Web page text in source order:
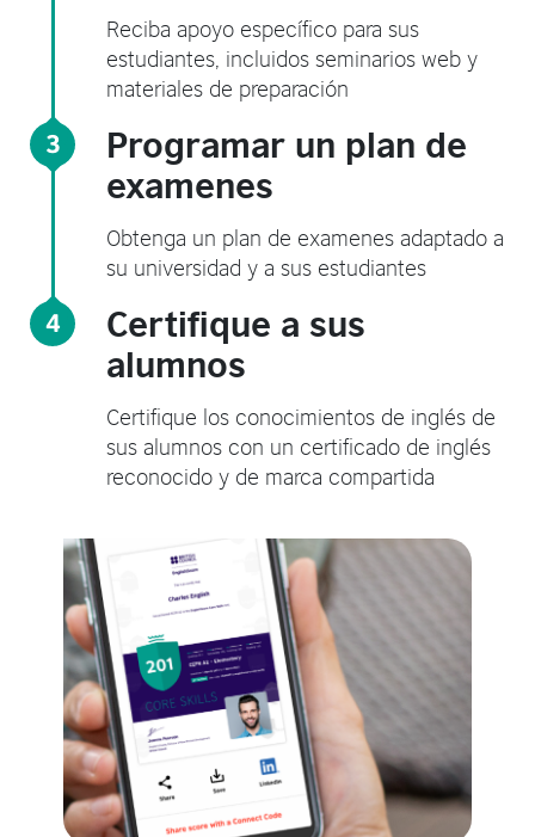
Reciba apoyo específico para sus
estudiantes, incluidos seminarios web y
materiales de preparación
3
Programar un plan de
examenes
Obtenga un plan de examenes adaptado a
su universidad y a sus estudiantes
4
Certifique a sus
alumnos
Certifique los conocimientos de inglés de
sus alumnos con un certificado de inglés
reconocido y de marca compartida